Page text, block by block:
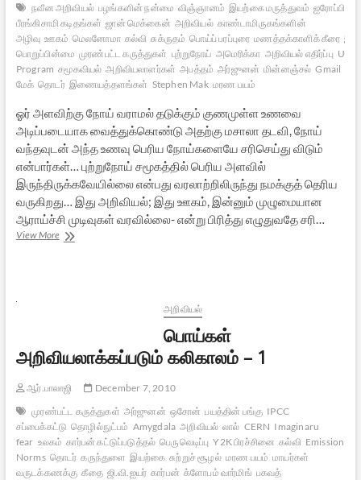
நவீன அறிவியல் பழங்களின் நன்மை விஞ்ஞானம் இயற்கை மருத்துவம் ஐரோப்பிய
பீரங்கிசாமி கடிதங்கள் ஜான் மெக்கைன் அறிவியல் காண்டாமிருகங்களின்
அழிவு ஊகம் மெலனோமா கல்வி சுக்ருதம் பொய்ப் பரப்புரை மணத்தக்காளிக் கீரை
பொறுப்பின்மை முரண்பட்ட கருத்துகள் புற்றுநோய் அமெரிக்கா அறிவியல் எதிர்ப்பு
Program சமூகவியல் அறிவியலாளர்கள் அபத்தம் அர்ஜுனன் மின்னஞ்சல் Gmail
மேக் தொடர் இணையத்தளங்கள் Stephen Mak மரண பயம்
ஓர் அளவிற்கு நோய் வராமல் தடுக்கும் குணமுள்ள உணவை
அடிப்படையாக வைத்துக்கொண்டு அதற்கு மசாலா தடவி, நோய்
வந்தவுடன் அந்த உணவு பெரிய நோய்களையே சரிசெய்து விடும்
என்பார்கள்… புற்றுநோய் சமூகத்தில் பெரிய அளவில்
இருந்திருக்கவேயில்லை என்பது வரலாற்றிலிருந்து நமக்குத் தெரிய
வருகிறது… இது அறிவியல்; இது ஊகம், இன்னும் முழுமையான
ஆராய்ச்சி முடிவுகள் வரவில்லை- என்று பிரித்து எழுதுவதே சரி…
View Moreபொய்கள்
அறிவியல்
பொய்கள்
அறிவியலாக்கப்படும் கலிகாலம் – 1
ஆர்.பாலாஜி
December 7, 2010
முரண்பட்ட கருத்துகள் அர்ஜுனன் ஒசோன் பயத்தின் பங்கு IPCC
சப்பைக்கட்டு தொழில்நுட்பம் Amygdala அறிவியல் லால் CERN Imaginaru
fear உலகம் கார்பன் கட்டுப்படுத்தல் பெருவெடிப்பு Y2K பிரச்சினை கல்வி Emission
Norms தொடர் கருந்துளை இயற்கை சுற்றுச் சூழல் மரண பயம் மாயர்கள்
வருடக்கணக்கு கீதை ஜி.வி.ஐயர் கார்பன் க்ளோபம் வார்மிங் பகவத்